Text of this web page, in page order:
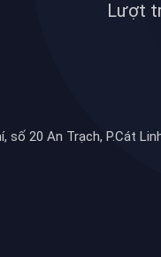
Lượt
số 20 An Trạch, P.Cát